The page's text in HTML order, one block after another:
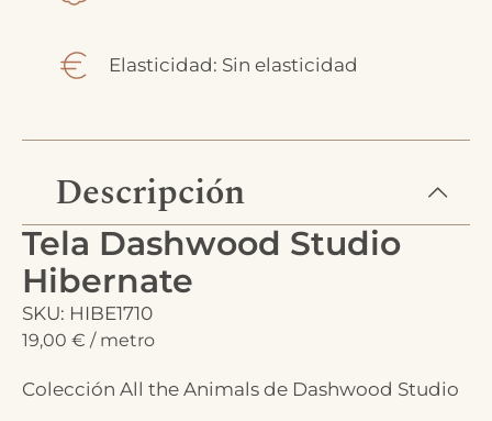
Elasticidad: Sin elasticidad
Descripción
Tela Dashwood Studio
Hibernate
SKU: HIBE1710
19,00 € / metro
Colección All the Animals de Dashwood Studio